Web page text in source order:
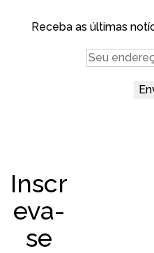
Receba as últimas
Inscr
eva-
se